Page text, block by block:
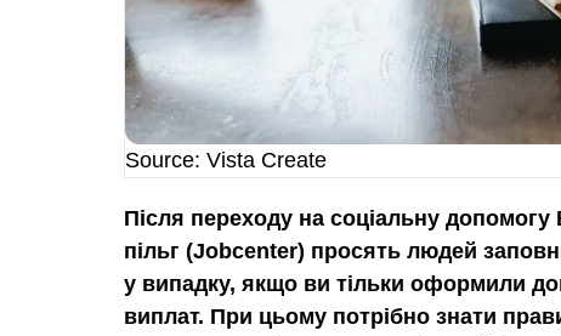
Source: Vista Create
Після переходу на соціальну
пільг (Jobcenter) просять людей
у випадку, якщо ви тільки оформили
виплат. При цьому потрібно знати